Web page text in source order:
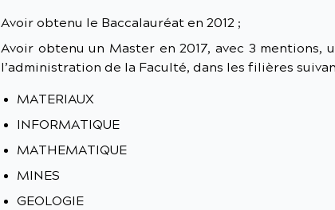
Avoir obtenu le Baccalauréat en 2012 ;
Avoir obtenu un Master en 2017, avec 3 mentions,
l’administration de la Faculté, dans les filières
MATERIAUX
INFORMATIQUE
MATHEMATIQUE
MINES
GEOLOGIE